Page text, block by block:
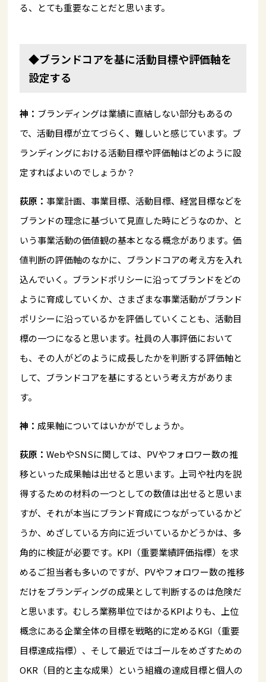
る、とても重要なことだと思います。
◆ブランドコアを基に活動目標や評価軸を
設定する
神： ブランディングは業績に直結しない部分もあるの
で、活動目標が立てづらく、難しいと感じています。ブ
ランディングにおける活動目標や評価軸はどのように設
定すればよいのでしょうか？
荻原：事業計画、事業目標、活動目標、経営目標などを
ブランドの理念に基づいて見直した時にどうなのか、と
いう事業活動の価値観の基本となる概念があります。価
値判断の評価軸のなかに、ブランドコアの考え方を入れ
込んでいく。ブランドポリシーに沿ってブランドをどの
ように育成していくか、さまざまな事業活動がブランド
ポリシーに沿っているかを評価していくことも、活動目
標の一つになると思います。社員の人事評価において
も、その人がどのように成長したかを判断する評価軸と
して、ブランドコアを基にするという考え方がありま
す。
神： 成果軸についてはいかがでしょうか。
荻原：WebやSNSに関しては、PVやフォロワー数の推
移といった成果軸は出せると思います。上司や社内を説
得するための材料の一つとしての数値は出せると思いま
すが、それが本当にブランド育成につながっているかど
うか、めざしている方向に近づいているかどうかは、多
角的に検証が必要です。KPI（重要業績評価指標）を求
めるご担当者も多いのですが、PVやフォロワー数の推移
だけをブランディングの成果として判断するのは危険だ
と思います。むしろ業務単位ではかるKPIよりも、上位
概念にある企業全体の目標を戦略的に定めるKGI（重要
目標達成指標）、そして最近ではゴールをめざすための
OKR（目的と主な成果）という組織の達成目標と個人の